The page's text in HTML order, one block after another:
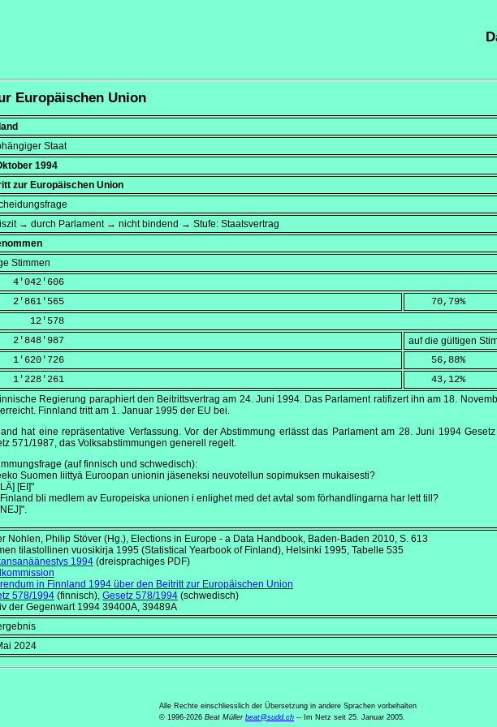
Europäischen Union
Staat
1994
zur Europäischen Union
→ durch Parlament → nicht bindend → Stufe: Staatsvertrag
Stimmen
4'042'606
2'861'565
    70,79
%
12'578
2'848'987
auf die gültigen
1'620'726
    56,88
%
1'228'261
    43,12
%
Regierung paraphiert den Beitrittsvertrag am 24. Juni 1994. Das Parlament ratifizert ihn am 18.
Finnland tritt am 1. Januar 1995 der EU bei.
hat eine repräsentative Verfassung. Vor der Abstimmung erlässt das Parlament am 28. Juni 1994Gesetz
571/1987, das Volksabstimmungen generell regelt.
(auf finnisch und schwedisch):
Suomen liittyä Euroopan unionin jäseneksi neuvotellun sopimuksen mukaisesti?
[EI]"
bli medlem av Europeiska unionen i enlighet med det avtal som förhandlingarna har lett till?
Nohlen, Philip Stöver (Hg.), Elections in Europe - a Data Handbook, Baden-Baden 2010, S. 613
tilastollinen vuosikirja 1995 (Statistical Yearbook of Finland), Helsinki 1995, Tabelle 535
1994 (dreisprachiges PDF)
in Finnland 1994 über den Beitritt zur Europäischen Union
578/1994 (finnisch), Gesetz 578/1994 (schwedisch)
der Gegenwart 1994 39400A, 39489A
2024
Alle Rechte einschliesslich der Übersetzung in andere Sprachen vorbehalten
© 1996-2026 Beat Müller beat@sudd.ch -- Im Netz seit 25. Januar 2005.